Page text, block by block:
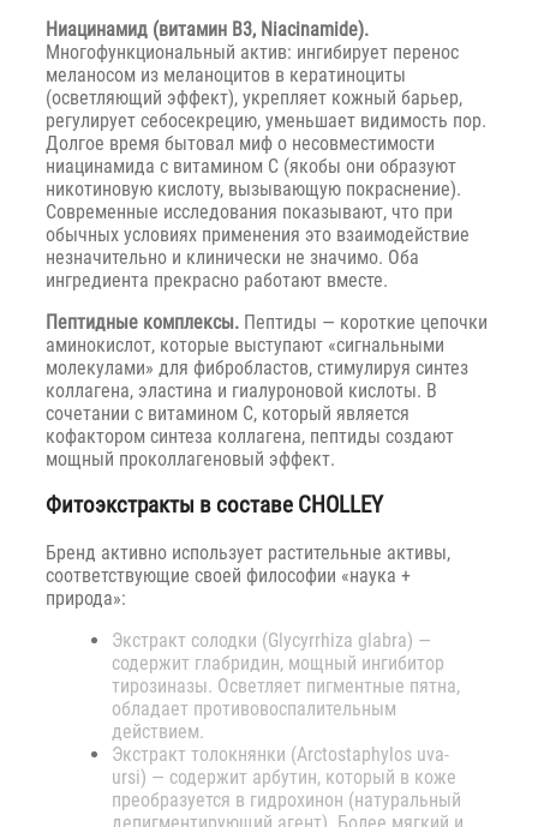
Ниацинамид (витамин B3, Niacinamide).
Многофункциональный актив: ингибирует перенос
меланосом из меланоцитов в кератиноциты
(осветляющий эффект), укрепляет кожный барьер,
регулирует себосекрецию, уменьшает видимость пор.
Долгое время бытовал миф о несовместимости
ниацинамида с витамином C (якобы они образуют
никотиновую кислоту, вызывающую покраснение).
Современные исследования показывают, что при
обычных условиях применения это взаимодействие
незначительно и клинически не значимо. Оба
ингредиента прекрасно работают вместе.
Пептидные комплексы. Пептиды — короткие цепочки
аминокислот, которые выступают «сигнальными
молекулами» для фибробластов, стимулируя синтез
коллагена, эластина и гиалуроновой кислоты. В
сочетании с витамином C, который является
кофактором синтеза коллагена, пептиды создают
мощный проколлагеновый эффект.
Фитоэкстракты в составе CHOLLEY
Бренд активно использует растительные активы,
соответствующие своей философии «наука +
природа»:
Экстракт солодки (Glycyrrhiza glabra) —
содержит глабридин, мощный ингибитор
тирозиназы. Осветляет пигментные пятна,
обладает противовоспалительным
действием.
Экстракт толокнянки (Arctostaphylos uva-
ursi) — содержит арбутин, который в коже
преобразуется в гидрохинон (натуральный